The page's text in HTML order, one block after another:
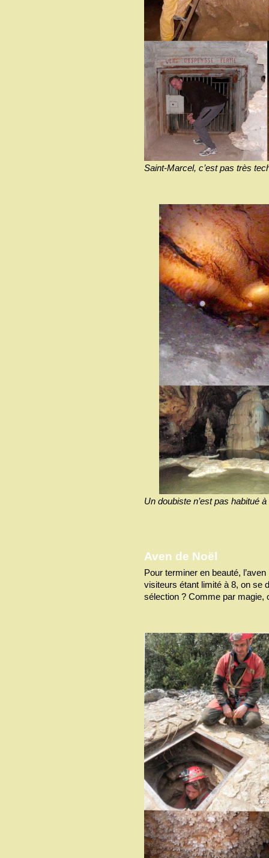
Saint-Marcel, c’est pas très
Un doubiste n’est pas habitué
Aven de Noël
Pour terminer en beauté,
visiteurs étant limité à 8, on se
sélection ? Comme par magie,